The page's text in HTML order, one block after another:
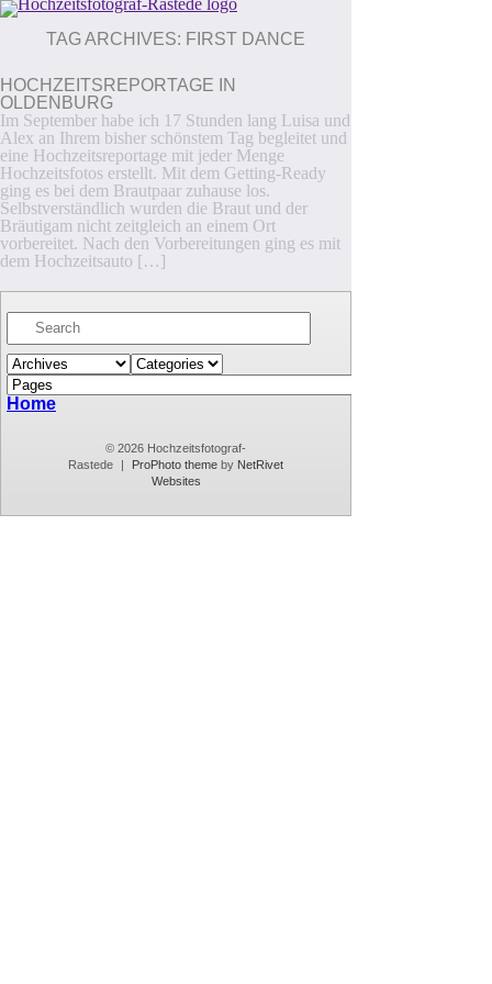
TAG ARCHIVES: FIRST DANCE
HOCHZEITSREPORTAGE IN
OLDENBURG
Im September habe ich 17 Stunden lang Luisa und
Alex an Ihrem bisher schönstem Tag begleitet und
eine Hochzeitsreportage mit jeder Menge
Hochzeitsfotos erstellt. Mit dem Getting-Ready
ging es bei dem Brautpaar zuhause los.
Selbstverständlich wurden die Braut und der
Bräutigam nicht zeitgleich an einem Ort
vorbereitet. Nach den Vorbereitungen ging es mit
dem Hochzeitsauto […]
Home
© 2026 Hochzeitsfotograf-
Rastede
| ProPhoto themeby NetRivet
Websites